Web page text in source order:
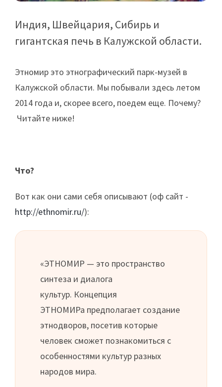
Индия, Швейцария, Сибирь и
гигантская печь в Калужской области.
Этномир это этнографический парк-музей в
Калужской области. Мы побывали здесь летом
2014 года и, скорее всего, поедем еще. Почему?
Читайте ниже!
Что?
Вот как они сами себя описывают (оф сайт -
http://ethnomir.ru/):
«ЭТНОМИР — это пространство
синтеза и диалога
культур. Концепция
ЭТНОМИРа предполагает создание
этнодворов, посетив которые
человек сможет познакомиться с
особенностями культур разных
народов мира.